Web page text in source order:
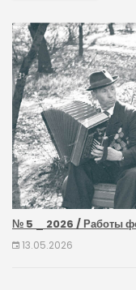
№ 5 _ 2026 / Работы
13.05.2026